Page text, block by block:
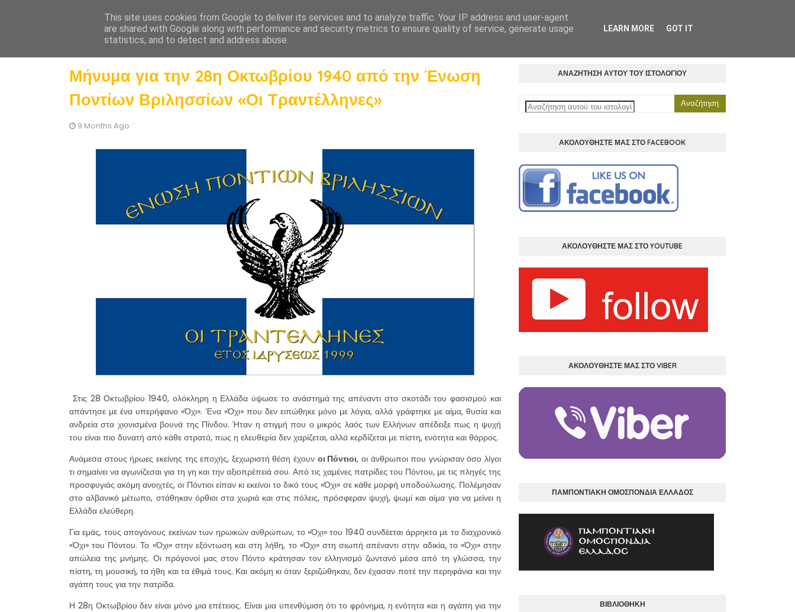
Ένωση Ποντίων Βριλησσίων ΑΡΧΙΚΗ ΠΟΝΤΟΣ ΕΝΩΣΗ ΤΜΗΜΑΤΑ
Μήνυμα για την 28η Οκτωβρίου 1940 από την Ένωση
Ποντίων Βριλησσίων «Οι Τραντέλληνες»
9 Months Ago
Στις 28 Οκτωβρίου 1940, ολόκληρη η Ελλάδα ύψωσε το ανάστημά της απέναντι στο σκοτάδι του φασισμού και
απάντησε με ένα υπερήφανο «Όχι». Ένα «Όχι» που δεν ειπώθηκε μόνο με λόγια, αλλά γράφτηκε με αίμα, θυσία και
ανδρεία στα χιονισμένα βουνά της Πίνδου. Ήταν η στιγμή που ο μικρός λαός των Ελλήνων απέδειξε πως η ψυχή
του είναι πιο δυνατή από κάθε στρατό, πως η ελευθερία δεν χαρίζεται, αλλά κερδίζεται με πίστη, ενότητα και θάρρος.
Ανάμεσα στους ήρωες εκείνης της εποχής, ξεχωριστή θέση έχουν οι Πόντιοι, οι άνθρωποι που γνώρισαν όσο λίγοι
τι σημαίνει να αγωνίζεσαι για τη γη και την αξιοπρέπειά σου. Από τις χαμένες πατρίδες του Πόντου, με τις πληγές της
προσφυγιάς ακόμη ανοιχτές, οι Πόντιοι είπαν κι εκείνοι το δικό τους «Όχι» σε κάθε μορφή υποδούλωσης. Πολέμησαν
στο αλβανικό μέτωπο, στάθηκαν όρθιοι στα χωριά και στις πόλεις, πρόσφεραν ψυχή, ψωμί και αίμα για να μείνει η
Ελλάδα ελεύθερη.
Για εμάς, τους απογόνους εκείνων των ηρωικών ανθρώπων, το «Όχι» του 1940 συνδέεται άρρηκτα με το διαχρονικό
«Όχι» του Πόντου. Το «Όχι» στην εξόντωση και στη λήθη, το «Όχι» στη σιωπή απέναντι στην αδικία, το «Όχι» στην
απώλεια της μνήμης. Οι πρόγονοί μας στον Πόντο κράτησαν τον ελληνισμό ζωντανό μέσα από τη γλώσσα, την
πίστη, τη μουσική, τα ήθη και τα έθιμά τους. Και ακόμη κι όταν ξεριζώθηκαν, δεν έχασαν ποτέ την περηφάνια και την
αγάπη τους για την πατρίδα.
Η 28η Οκτωβρίου δεν είναι μόνο μια επέτειος. Είναι μια υπενθύμιση ότι το φρόνημα, η ενότητα και η αγάπη για την
ΑΝΑΖΗΤΗΣΗ ΑΥΤΟΥ ΤΟΥ ΙΣΤΟΛΟΓΙΟΥ
ΑΚΟΛΟΥΘΗΣΤΕ ΜΑΣ ΣΤΟ FACEBOOK
ΑΚΟΛΟΥΘΗΣΤΕ ΜΑΣ ΣΤΟ YOUTUBE
ΑΚΟΛΟΥΘΗΣΤΕ ΜΑΣ ΣΤΟ VIBER
ΠΑΜΠΟΝΤΙΑΚΗ ΟΜΟΣΠΟΝΔΙΑ ΕΛΛΑΔΟΣ
ΒΙΒΛΙΟΘΗΚΗ
This site uses cookies from Google to deliver its services and to analyze traffic. Your IP address and user-agent
are shared with Google along with performance and security metrics to ensure quality of service, generate usage
statistics, and to detect and address abuse.
LEARN MORE GOT IT